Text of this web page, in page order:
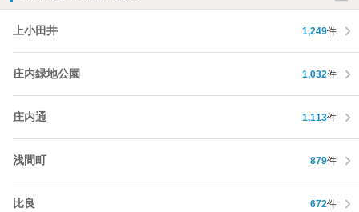
上小田井 1,249件
庄内緑地公園 1,032件
庄内通 1,113件
浅間町 879件
比良 672件